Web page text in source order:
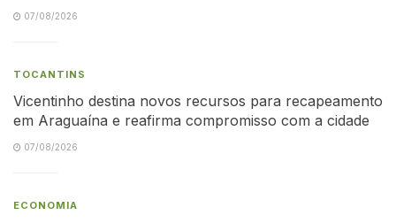
07/08/2026
TOCANTINS
Vicentinho destina novos recursos para recapeamento
em Araguaína e reafirma compromisso com a cidade
07/08/2026
ECONOMIA